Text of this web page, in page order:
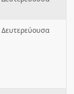
Δευτερεύουσα